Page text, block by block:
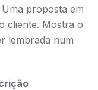
proposta em
cliente. Mostra o
lembrada num